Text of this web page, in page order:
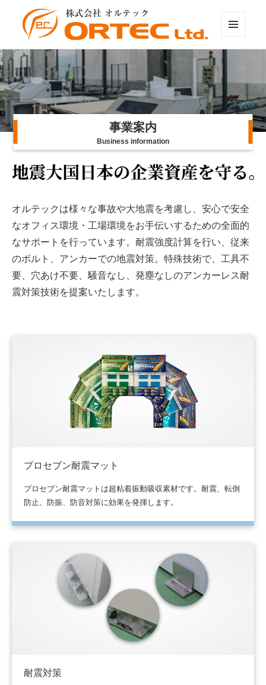
株式会社オルテック
Menu
事業案内
Business information
オルテックは様々な事故や大地震を考慮し、安心で安全
なオフィス環境・工場環境をお手伝いするための全面的
なサポートを行っています。耐震強度計算を行い、従来
のボルト、アンカーでの地震対策。特殊技術で、工具不
要、穴あけ不要、騒音なし、発塵なしのアンカーレス耐
震対策技術を提案いたします。
プロセブン耐震マット
プロセブン耐震マットは超粘着振動吸収素材です。耐震、転倒
防止、防振、防音対策に効果を発揮します。
耐震対策